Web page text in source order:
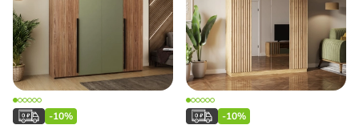
-10% -10%